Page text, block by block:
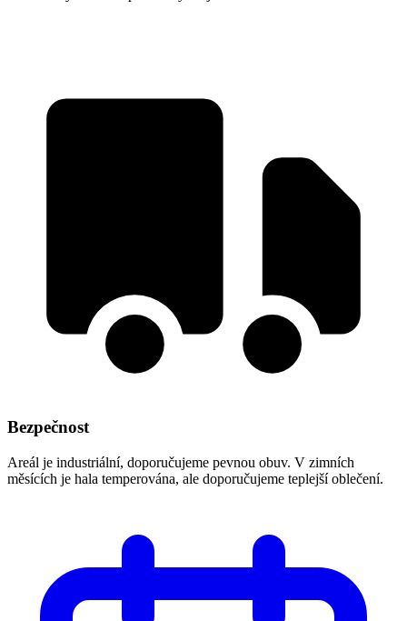
Bezpečnost
Areál je industriální, doporučujeme pevnou obuv. V zimních
měsících je hala temperována, ale doporučujeme teplejší oblečení.